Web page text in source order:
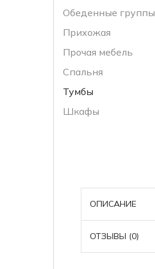
Обеденные группы
Прихожая
Прочая мебель
Спальня
Тумбы
Шкафы
ОПИСАНИЕ
ОТЗЫВЫ (0)